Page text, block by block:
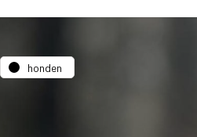
honden